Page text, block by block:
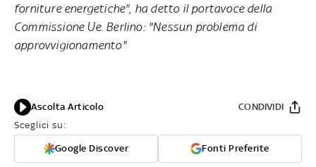
forniture energetiche", ha detto il portavoce della
Commissione Ue. Berlino: "Nessun problema di
approvvigionamento"
Ascolta Articolo
Sceglici su:
Google Discover Fonti Preferite
CONDIVIDI